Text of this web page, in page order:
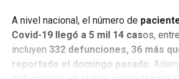
A nivel nacional, el número de
Covid-19 llegó a 5 mil 14 casos,
incluyen 332 defunciones, 36 más
reportado el domingo pasado .